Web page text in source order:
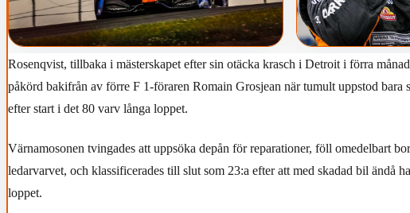
Rosenqvist, tillbaka i mästerskapet efter sin otäcka krasch i Detroit i förra
påkörd bakifrån av förre F 1-föraren Romain Grosjean när tumult uppstod bara
efter start i det 80 varv långa loppet.
Värnamosonen tvingades att uppsöka depån för reparationer, föll omedelbart
ledarvarvet, och klassificerades till slut som 23:a efter att med skadad bil ändå
loppet.